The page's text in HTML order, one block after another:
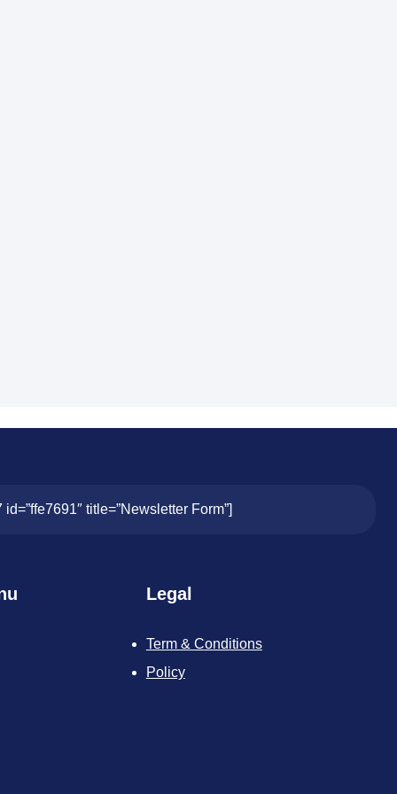
title=”Newsletter Form”]
Legal
Term & Conditions
Policy